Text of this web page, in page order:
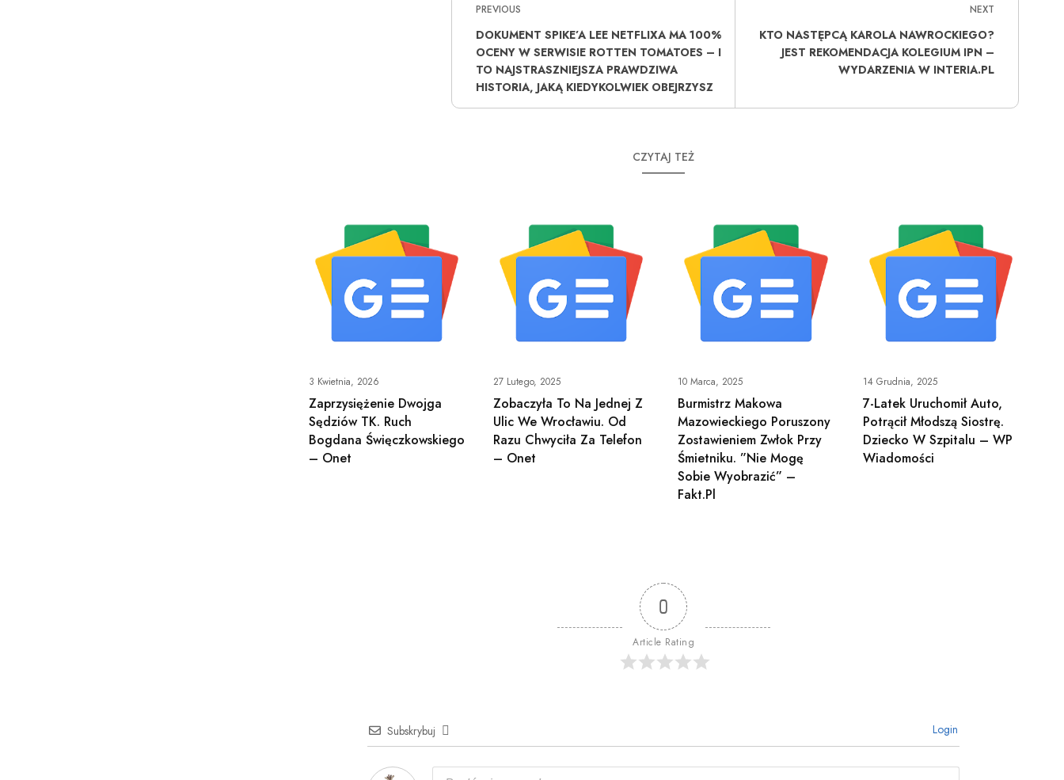
PREVIOUS
DOKUMENT SPIKE’A LEE NETFLIXA MA 100%
OCENY W SERWISIE ROTTEN TOMATOES – I
TO NAJSTRASZNIEJSZA PRAWDZIWA
HISTORIA, JAKĄ KIEDYKOLWIEK OBEJRZYSZ
NEXT
KTO NASTĘPCĄ KAROLA NAWROCKIEGO?
JEST REKOMENDACJA KOLEGIUM IPN –
WYDARZENIA W INTERIA.PL
CZYTAJ TEŻ
3 Kwietnia, 2026
Zaprzysiężenie Dwojga
Sędziów TK. Ruch
Bogdana Święczkowskiego
– Onet
27 Lutego, 2025
Zobaczyła To Na Jednej Z
Ulic We Wrocławiu. Od
Razu Chwyciła Za Telefon
– Onet
10 Marca, 2025
Burmistrz Makowa
Mazowieckiego Poruszony
Zostawieniem Zwłok Przy
Śmietniku. ”Nie Mogę
Sobie Wyobrazić” –
Fakt.pl
14 Grudnia, 2025
7-Latek Uruchomił Auto,
Potrącił Młodszą Siostrę.
Dziecko W Szpitalu – WP
Wiadomości
0
Article Rating
Subskrybuj Login